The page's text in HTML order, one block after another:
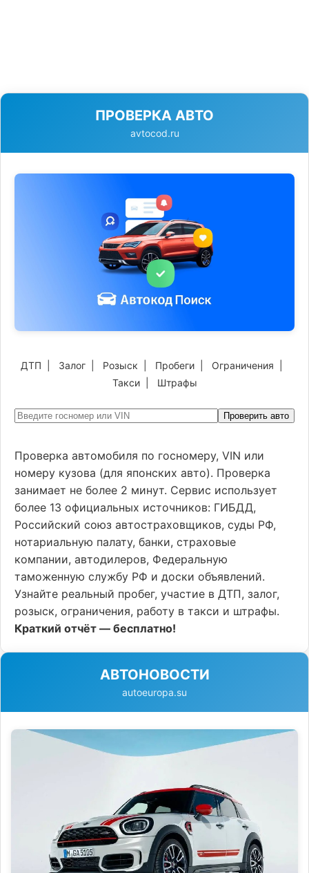
ПРОВЕРКА АВТО
avtocod.ru
ДТП Залог Розыск Пробеги Ограничения
Такси| Штрафы
Проверить авто
Проверка автомобиля по госномеру, VIN или
номеру кузова (для японских авто). Проверка
занимает не более 2 минут. Сервис использует
более 13 официальных источников: ГИБДД,
Российский союз автостраховщиков, суды РФ,
нотариальную палату, банки, страховые
компании, автодилеров, Федеральную
таможенную службу РФ и доски объявлений.
Узнайте реальный пробег, участие в ДТП, залог,
розыск, ограничения, работу в такси и штрафы.
Краткий отчёт — бесплатно!
АВТОНОВОСТИ
autoeuropa.su